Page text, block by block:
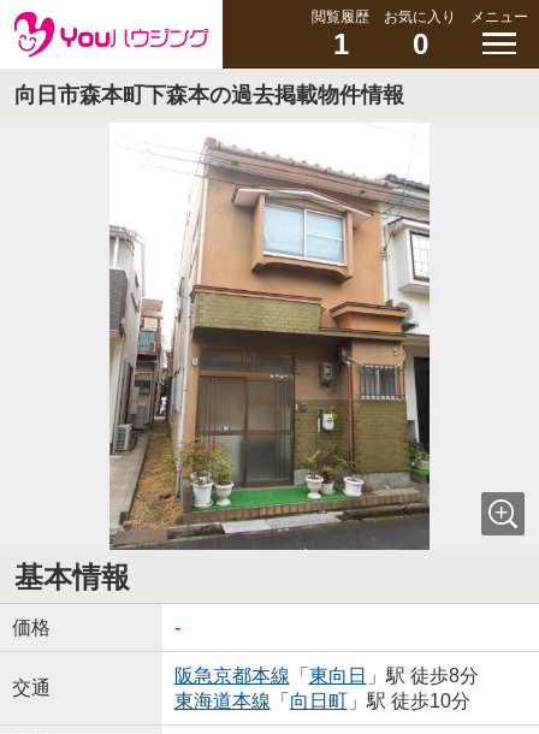
閲覧履歴
1
お気に入り
0
メニュー
向日市森本町下森本の過去掲載物件情報
基本情報
価格 -
交通
阪急京都本線 「 東向日 」駅 徒歩8分
東海道本線 「 向日町」駅 徒歩10分